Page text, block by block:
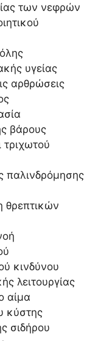
των νεφρών
υγείας
αρθρώσεις
βάρους
παλινδρόμησης
θρεπτικών
κινδύνου
λειτουργίας
αίμα
κύστης
σιδήρου